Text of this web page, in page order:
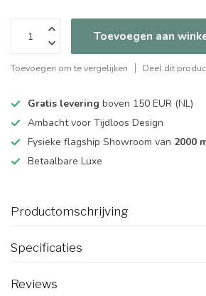
Toevoegen aan
Toevoegen om te vergelijken Deel dit
Gratis levering boven 150 EUR (NL)
Ambacht voor Tijdloos Design
Fysieke flagship Showroom van 2000
Betaalbare Luxe
Productomschrijving
Specificaties
Reviews